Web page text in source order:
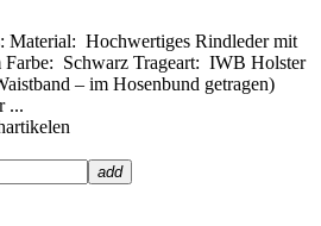
Material: Hochwertiges Rindleder mit
Farbe: Schwarz Trageart: IWB Holster
– im Hosenbund getragen)
...
add